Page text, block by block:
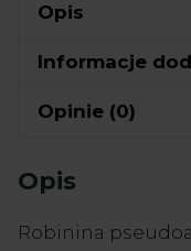
Opis
Informacje
Opinie (0)
Opis
Robinina